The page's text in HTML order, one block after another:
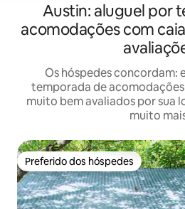
Austin: aluguel por
acomodações com
Os hóspedes concordam:
temporada de
muito bem avaliados por sua
muito
Preferido dos hóspedes
Preferido dos hóspedes